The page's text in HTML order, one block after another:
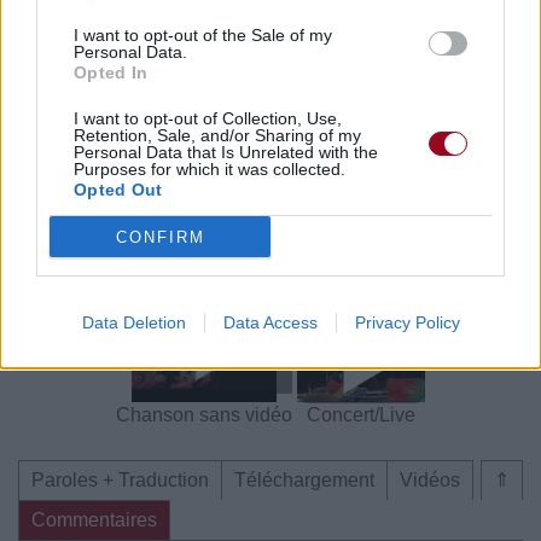
I want to opt-out of the Sale of my
Personal Data.
Opted In
I want to opt-out of Collection, Use,
Retention, Sale, and/or Sharing of my
Personal Data that Is Unrelated with the
Purposes for which it was collected.
Opted Out
CONFIRM
Data Deletion Data Access Privacy Policy
Commentaires
Voir la vidéo de «B.A.D.»
Concert/Live
Chanson sans vidéo Concert/Live
⇑
Paroles + Traduction Téléchargement
Vidéos
Commentaires